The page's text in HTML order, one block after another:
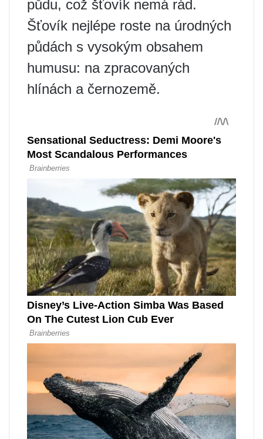
půdu, což šťovík nemá rád.
Šťovík nejlépe roste na úrodných
půdách s vysokým obsahem
humusu: na zpracovaných
hlínách a černozemě.